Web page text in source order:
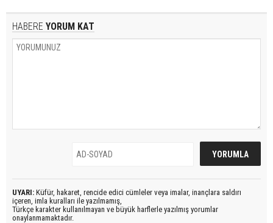
HABERE YORUM KAT
UYARI: Küfür, hakaret, rencide edici cümleler veya imalar, inançlara saldırı
içeren, imla kuralları ile yazılmamış,
Türkçe karakter kullanılmayan ve büyük harflerle yazılmış yorumlar
onaylanmamaktadır.